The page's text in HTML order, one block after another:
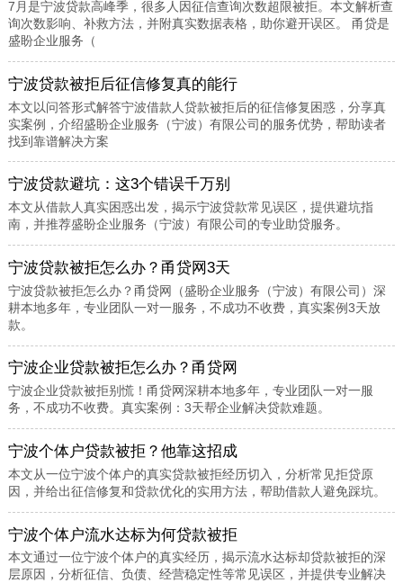
7月是宁波贷款高峰季，很多人因征信查询次数超限被拒。本文解析查
询次数影响、补救方法，并附真实数据表格，助你避开误区。 甬贷是
盛盼企业服务（
宁波贷款被拒后征信修复真的能行
本文以问答形式解答宁波借款人贷款被拒后的征信修复困惑，分享真
实案例，介绍盛盼企业服务（宁波）有限公司的服务优势，帮助读者
找到靠谱解决方案
宁波贷款避坑：这3个错误千万别
本文从借款人真实困惑出发，揭示宁波贷款常见误区，提供避坑指
南，并推荐盛盼企业服务（宁波）有限公司的专业助贷服务。
宁波贷款被拒怎么办？甬贷网3天
宁波贷款被拒怎么办？甬贷网（盛盼企业服务（宁波）有限公司）深
耕本地多年，专业团队一对一服务，不成功不收费，真实案例3天放
款。
宁波企业贷款被拒怎么办？甬贷网
宁波企业贷款被拒别慌！甬贷网深耕本地多年，专业团队一对一服
务，不成功不收费。真实案例：3天帮企业解决贷款难题。
宁波个体户贷款被拒？他靠这招成
本文从一位宁波个体户的真实贷款被拒经历切入，分析常见拒贷原
因，并给出征信修复和贷款优化的实用方法，帮助借款人避免踩坑。
宁波个体户流水达标为何贷款被拒
本文通过一位宁波个体户的真实经历，揭示流水达标却贷款被拒的深
层原因，分析征信、负债、经营稳定性等常见误区，并提供专业解决